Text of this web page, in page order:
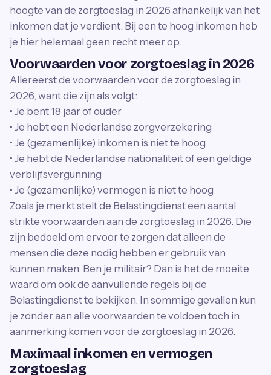
hoogte van de zorgtoeslag in 2026 afhankelijk van het
inkomen dat je verdient. Bij een te hoog inkomen heb
je hier helemaal geen recht meer op.
Voorwaarden voor zorgtoeslag in 2026
Allereerst de voorwaarden voor de zorgtoeslag in
2026, want die zijn als volgt:
• Je bent 18 jaar of ouder
• Je hebt een Nederlandse zorgverzekering
• Je (gezamenlijke) inkomen is niet te hoog
• Je hebt de Nederlandse nationaliteit of een geldige
verblijfsvergunning
• Je (gezamenlijke) vermogen is niet te hoog
Zoals je merkt stelt de Belastingdienst een aantal
strikte voorwaarden aan de zorgtoeslag in 2026. Die
zijn bedoeld om ervoor te zorgen dat alleen de
mensen die deze nodig hebben er gebruik van
kunnen maken. Ben je militair? Dan is het de moeite
waard om ook de aanvullende regels bij de
Belastingdienst te bekijken. In sommige gevallen kun
je zonder aan alle voorwaarden te voldoen toch in
aanmerking komen voor de zorgtoeslag in 2026.
Maximaal inkomen en vermogen
zorgtoeslag